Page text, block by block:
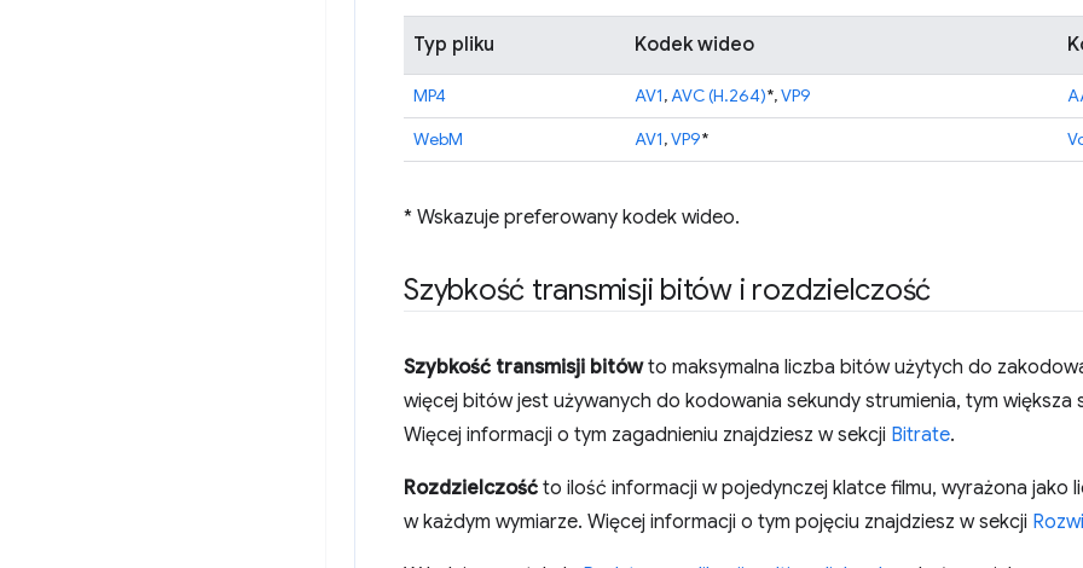
Typ pliku Kodek wideo
MP4 AV1,AVC (H.264)*,VP9
WebM
AV1,VP9*
* Wskazuje preferowany kodek wideo.
Szybkość transmisji bitów i rozdzielczość
Szybkość transmisji bitówto maksymalna liczba bitów użytych do
więcej bitów jest używanych do kodowania sekundy strumienia, tym większa
Więcej informacji o tym zagadnieniu znajdziesz w sekcji Bitrate.
Rozdzielczość to ilość informacji w pojedynczej klatce filmu, wyrażona jako
w każdym wymiarze. Więcej informacji o tym pojęciu znajdziesz w sekcji